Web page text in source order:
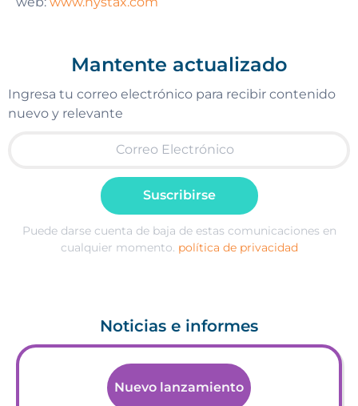
Mantente actualizado
Ingresa tu correo electrónico para recibir contenido
nuevo y relevante
Suscribirse
Puede darse cuenta de baja de estas comunicaciones en
cualquier momento. política de privacidad
Noticias e informes
Nuevo lanzamiento